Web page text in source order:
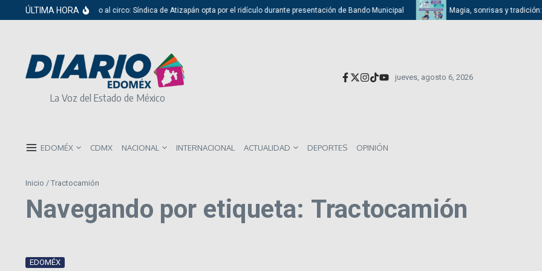
Saltar al contenido
ÚLTIMA HORADel cabildo al circo: Síndica de Atizapán opta por el ridículo durante presentación de Bando Municipal Magia, sonrisas y tradición:
La Voz del Estado de México
jueves, agosto 6, 2026
EDOMÉX CDMX NACIONAL INTERNACIONAL ACTUALIDAD DEPORTES OPINIÓN
Inicio / Tractocamión
Navegando por etiqueta: Tractocamión
EDOMÉX